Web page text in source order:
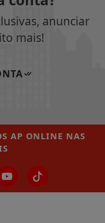
anunciar
mais!
AP ONLINE NAS